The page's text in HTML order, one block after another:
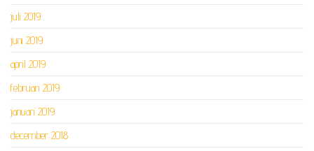
juli 2019
juni 2019
april 2019
februari 2019
januari 2019
december 2018